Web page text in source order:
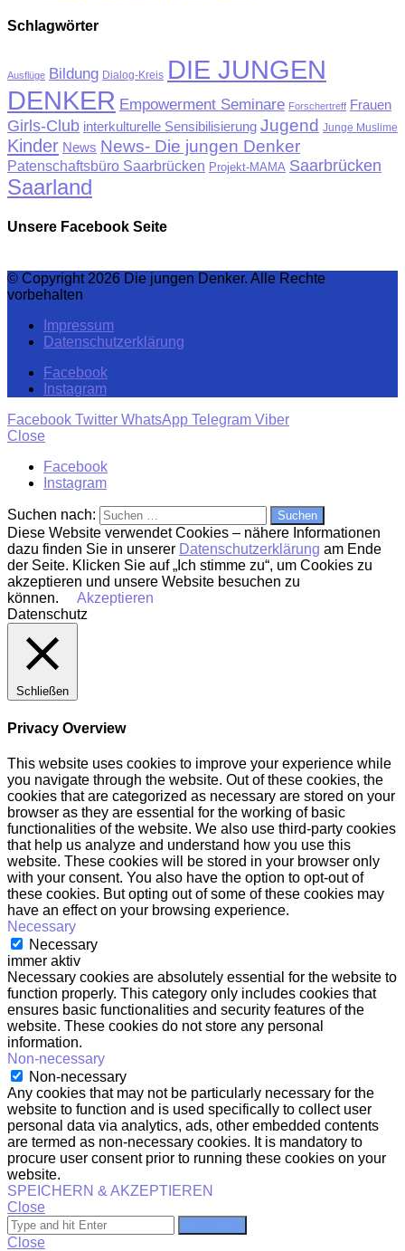
Schlagwörter
Ausflüge Bildung Dialog-Kreis DIE JUNGEN
DENKER Empowerment Seminare Forschertreff Frauen
Girls-Club interkulturelle Sensibilisierung Jugend Junge Muslime
Kinder News News- Die jungen Denker
Patenschaftsbüro Saarbrücken Projekt-MAMA Saarbrücken
Saarland
Unsere Facebook Seite
© Copyright 2026 Die jungen Denker. Alle Rechte
vorbehalten
Impressum
Datenschutzerklärung
Facebook
Instagram
Facebook Twitter WhatsApp Telegram Viber
Close
Facebook
Instagram
Suchen nach:
Diese Website verwendet Cookies – nähere Informationen
dazu finden Sie in unserer Datenschutzerklärung am Ende
der Seite. Klicken Sie auf „Ich stimme zu“, um Cookies zu
akzeptieren und unsere Website besuchen zu
können.
Akzeptieren
Datenschutz
Schließen
Privacy Overview
This website uses cookies to improve your experience while
you navigate through the website. Out of these cookies, the
cookies that are categorized as necessary are stored on your
browser as they are essential for the working of basic
functionalities of the website. We also use third-party cookies
that help us analyze and understand how you use this
website. These cookies will be stored in your browser only
with your consent. You also have the option to opt-out of
these cookies. But opting out of some of these cookies may
have an effect on your browsing experience.
Necessary
Necessary
immer aktiv
Necessary cookies are absolutely essential for the website to
function properly. This category only includes cookies that
ensures basic functionalities and security features of the
website. These cookies do not store any personal
information.
Non-necessary
Non-necessary
Any cookies that may not be particularly necessary for the
website to function and is used specifically to collect user
personal data via analytics, ads, other embedded contents
are termed as non-necessary cookies. It is mandatory to
procure user consent prior to running these cookies on your
website.
SPEICHERN & AKZEPTIEREN
Close
Close